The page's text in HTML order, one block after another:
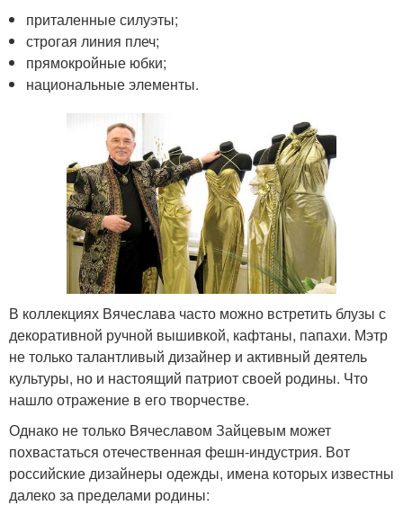
приталенные силуэты;
строгая линия плеч;
прямокройные юбки;
национальные элементы.
В коллекциях Вячеслава часто можно встретить блузы с
декоративной ручной вышивкой, кафтаны, папахи. Мэтр
не только талантливый дизайнер и активный деятель
культуры, но и настоящий патриот своей родины. Что
нашло отражение в его творчестве.
Однако не только Вячеславом Зайцевым может
похвастаться отечественная фешн-индустрия. Вот
российские дизайнеры одежды, имена которых известны
далеко за пределами родины: